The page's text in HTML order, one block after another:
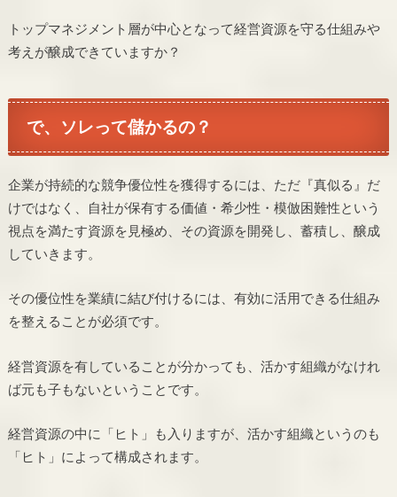
トップマネジメント層が中心となって経営資源を守る仕組みや
考えが醸成できていますか？
で、ソレって儲かるの？
企業が持続的な競争優位性を獲得するには、ただ『真似る』だ
けではなく、自社が保有する価値・希少性・模倣困難性という
視点を満たす資源を見極め、その資源を開発し、蓄積し、醸成
していきます。
その優位性を業績に結び付けるには、有効に活用できる仕組み
を整えることが必須です。
経営資源を有していることが分かっても、活かす組織がなけれ
ば元も子もないということです。
経営資源の中に「ヒト」も入りますが、活かす組織というのも
「ヒト」によって構成されます。